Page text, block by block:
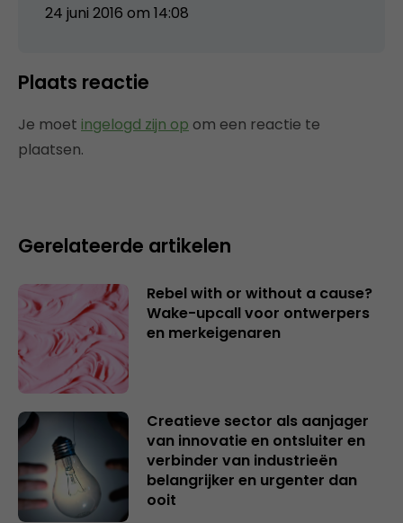
24 juni 2016 om 14:08
Plaats reactie
Je moet ingelogd zijn op om een reactie te
plaatsen.
Gerelateerde artikelen
Rebel with or without a cause?
Wake-upcall voor ontwerpers
en merkeigenaren
Creatieve sector als aanjager
van innovatie en ontsluiter en
verbinder van industrieën
belangrijker en urgenter dan
ooit